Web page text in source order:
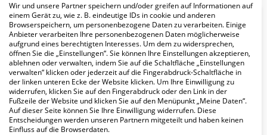
FAQ
Hier ﬁnden Sie häuﬁg gestellte Fragen zu dieser Klinik.
Wie lautet die Adresse von MVZ KfH-
Gesundheitszentrum Emmering-Dachau
Dialysezweigpraxis Dachau?
Wir und unsere Partner speichern und/oder greifen auf Informationen auf
einem Gerät zu, wie z. B. eindeutige IDs in cookie und anderen
Browserspeichern, um personenbezogene Daten zu verarbeiten. Einige
Anbieter verarbeiten Ihre personenbezogenen Daten möglicherweise
aufgrund eines berechtigten Interesses. Um dem zu widersprechen,
öffnen Sie die „Einstellungen“. Sie können Ihre Einstellungen akzeptieren,
ablehnen oder verwalten, indem Sie auf die Schaltfläche „Einstellungen
verwalten“ klicken oder jederzeit auf die Fingerabdruck-Schaltfläche in
der linken unteren Ecke der Website klicken. Um Ihre Einwilligung zu
widerrufen, klicken Sie auf den Fingerabdruck oder den Link in der
Fußzeile der Website und klicken Sie auf den Menüpunkt „Meine Daten“.
Auf dieser Seite können Sie Ihre Einwilligung widerrufen. Diese
Entscheidungen werden unseren Partnern mitgeteilt und haben keinen
Einfluss auf die Browserdaten.